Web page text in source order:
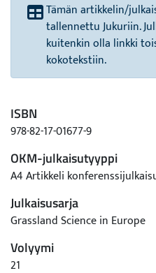
Tämän artikkelin/
tallennettu Jukuriin.
kuitenkin olla linkki
kokotekstiin.
ISBN
978-82-17-01677-9
OKM-julkaisutyyppi
A4 Artikkeli
Julkaisusarja
Grassland Science in Europe
Volyymi
21